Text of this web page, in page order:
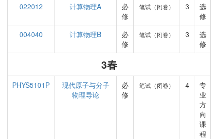
022012
计算物理A
必
修
笔试（闭卷） 3
选
修
004040
计算物理B
必
修
笔试（闭卷） 3
选
修
3春
PHYS5101P
现代原子与分子
物理导论
必
修
笔试（闭卷） 4
专
业
方
向
课
程